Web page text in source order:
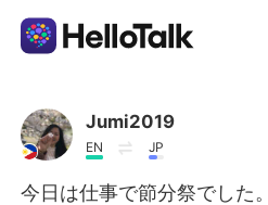
Language Exchange App
AI Grammar Checker
Jumi2019
EN JP
今日は仕事で節分祭でした。